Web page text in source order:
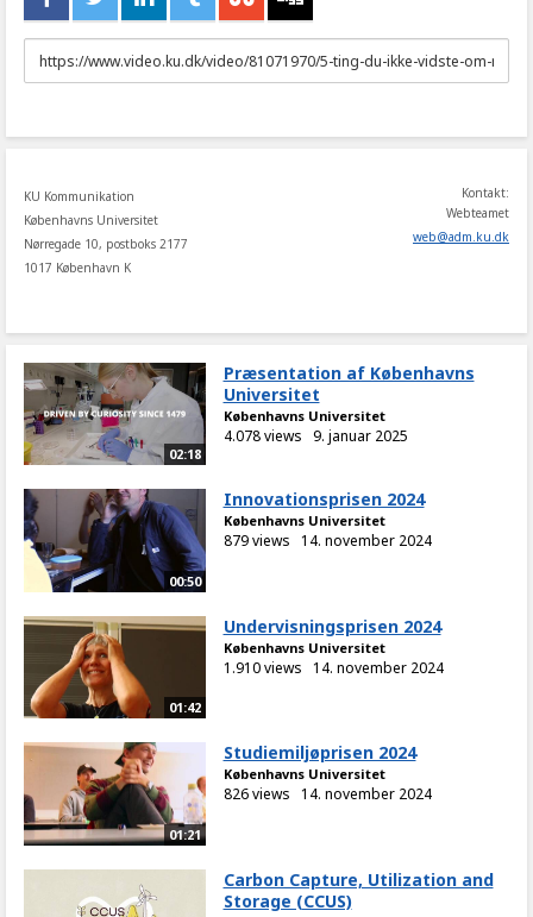
URL
to
KU Kommunikation
Københavns Universitet
Nørregade 10, postboks 2177
1017 København K
Kontakt:
Webteamet
web@adm.ku.dk
02:18
Præsentation af Københavns
Universitet
Københavns Universitet
4.078 views 9. januar 2025
00:50
Innovationsprisen 2024
Københavns Universitet
879 views 14. november 2024
01:42
Undervisningsprisen 2024
Københavns Universitet
1.910 views 14. november 2024
01:21
Studiemiljøprisen 2024
Københavns Universitet
826 views 14. november 2024
Carbon Capture, Utilization and
Storage (CCUS)